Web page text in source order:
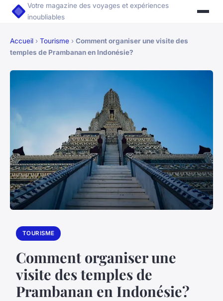
Votre magazine des voyages et expériences
inoubliables
Accueil › Tourisme › Comment organiser une visite des
temples de Prambanan en Indonésie?
TOURISME
Comment organiser une
visite des temples de
Prambanan en Indonésie?